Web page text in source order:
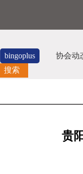
bingoplus
协会动
搜索
贵